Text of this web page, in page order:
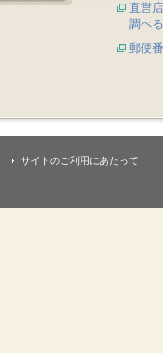
直営
調べる
郵便
サイトのご利用にあたって